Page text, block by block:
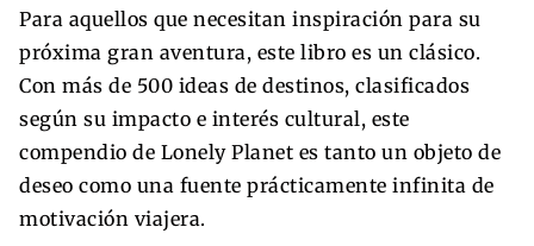
Para aquellos que necesitan inspiración para su
próxima gran aventura, este libro es un clásico.
Con más de 500 ideas de destinos, clasificados
según su impacto e interés cultural, este
compendio de Lonely Planet es tanto un objeto de
deseo como una fuente prácticamente infinita de
motivación viajera.